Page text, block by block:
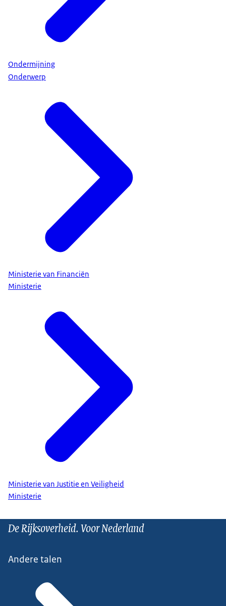
Ondermijning
Onderwerp
Ministerie van Financiën
Ministerie
Ministerie van Justitie en Veiligheid
Ministerie
De Rijksoverheid. Voor Nederland
Andere talen